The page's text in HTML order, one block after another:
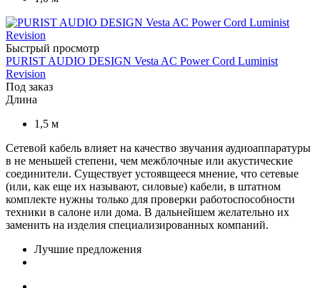
Быстрый просмотр
PURIST AUDIO DESIGN Vesta AC Power Cord Luminist
Revision
Под заказ
Длина
1,5 м
Сетевой кабель влияет на качество звучания аудиоаппаратуры
в не меньшей степени, чем межблочные или акустические
соединители. Существует устоявщееся мнение, что сетевые
(или, как еще их называют, силовые) кабели, в штатном
комплекте нужны только для проверки работоспособности
техники в салоне или дома. В дальнейшем желательно их
заменить на изделия специализированных компаний.
Лучшие предложения